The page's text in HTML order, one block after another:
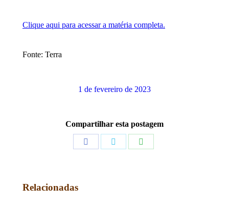
Clique aqui para acessar a matéria completa.
Fonte: Terra
1 de fevereiro de 2023
Compartilhar esta postagem
Relacionadas